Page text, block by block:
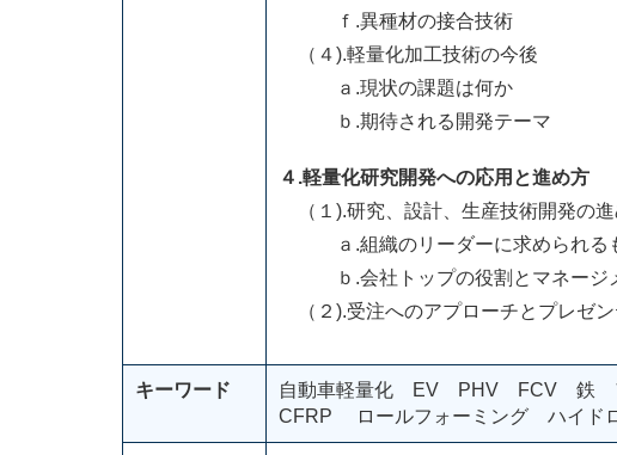
ｆ.異種材の接合技術
（４).軽量化加工技術の今後
ａ.現状の課題は何か
ｂ.期待される開発テーマ
４.軽量化研究開発への応用と進め方
（１).研究、設計、生産技術開発の
ａ.組織のリーダーに求められる
ｂ.会社トップの役割とマネージ
（２).受注へのアプローチとプレゼン
キーワード
自動車軽量化 EV PHV FCV 鉄
CFRP ロールフォーミング ハイド